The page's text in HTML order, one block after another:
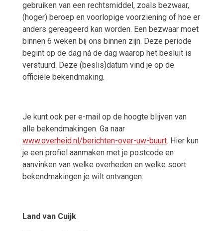
gebruiken van een rechtsmiddel, zoals bezwaar,
(hoger) beroep en voorlopige voorziening of hoe er
anders gereageerd kan worden. Een bezwaar moet
binnen 6 weken bij ons binnen zijn. Deze periode
begint op de dag ná de dag waarop het besluit is
verstuurd. Deze (beslis)datum vind je op de
officiële bekendmaking.
Je kunt ook per e-mail op de hoogte blijven van
alle bekendmakingen. Ga naar
www.overheid.nl/berichten-over-uw-buurt. Hier kun
je een profiel aanmaken met je postcode en
aanvinken van welke overheden en welke soort
bekendmakingen je wilt ontvangen.
Land van Cuijk